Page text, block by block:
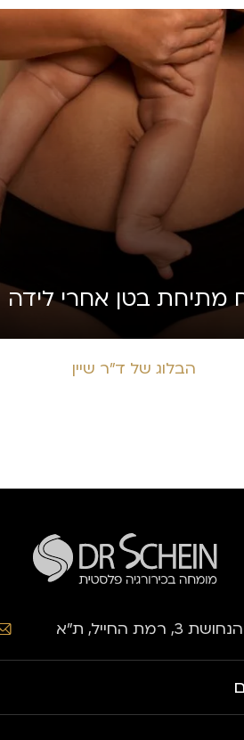
מתיחת בטן אחרי לידה
הבלוג של ד״ר שיין
3, רמת החייל, ת״א